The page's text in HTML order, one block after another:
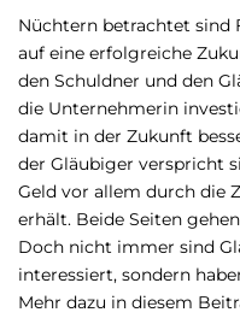
Nüchtern betrachtet sind
auf eine erfolgreiche
den Schuldner und den
die Unternehmerin
damit in der Zukunft
der Gläubiger verspricht
Geld vor allem durch die
erhält. Beide Seiten
Doch nicht immer sind
interessiert, sondern
Mehr dazu in diesem